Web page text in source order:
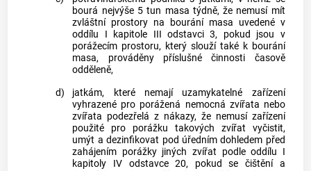
bourá nejvýše 5 tun masa týdně, že nemusí mít
zvláštní prostory na bourání masa uvedené v
oddílu I kapitole III odstavci 3, pokud jsou v
porážecím prostoru, který slouží také k bourání
masa, prováděny příslušné činnosti časově
odděleně,
d)
jatkám, které nemají uzamykatelné zařízení
vyhrazené pro porážená nemocná zvířata nebo
zvířata podezřelá z nákazy, že nemusí zařízení
použité pro porážku takových zvířat vyčistit,
umýt a dezinfikovat pod úředním dohledem před
zahájením porážkyjiných zvířat podle oddílu I
kapitoly IV odstavce 20, pokud se čištění a